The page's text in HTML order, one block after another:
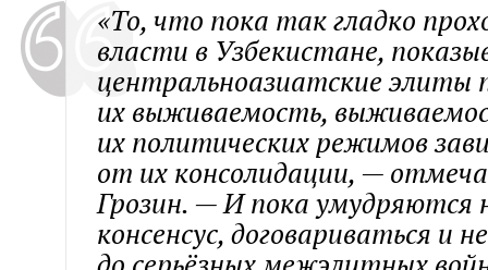
«То, что пока так гладко
власти в Узбекистане,
центральноазиатские
их выживаемость,
их политических режимов
от их консолидации, —
Грозин. — И пока умудряются
консенсус, договариваться и